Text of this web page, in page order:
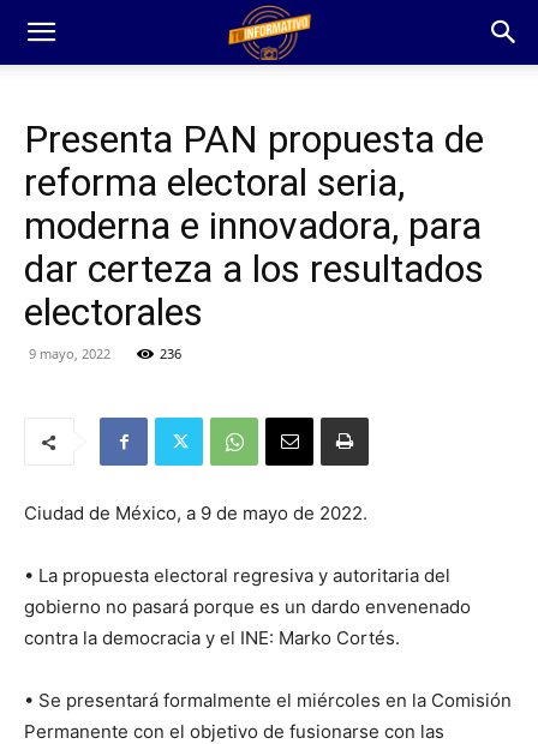
Presenta PAN propuesta de
reforma electoral seria,
moderna e innovadora, para
dar certeza a los resultados
electorales
9 mayo, 2022 236
Ciudad de México, a 9 de mayo de 2022.
• La propuesta electoral regresiva y autoritaria del
gobierno no pasará porque es un dardo envenenado
contra la democracia y el INE: Marko Cortés.
• Se presentará formalmente el miércoles en la Comisión
Permanente con el objetivo de fusionarse con las